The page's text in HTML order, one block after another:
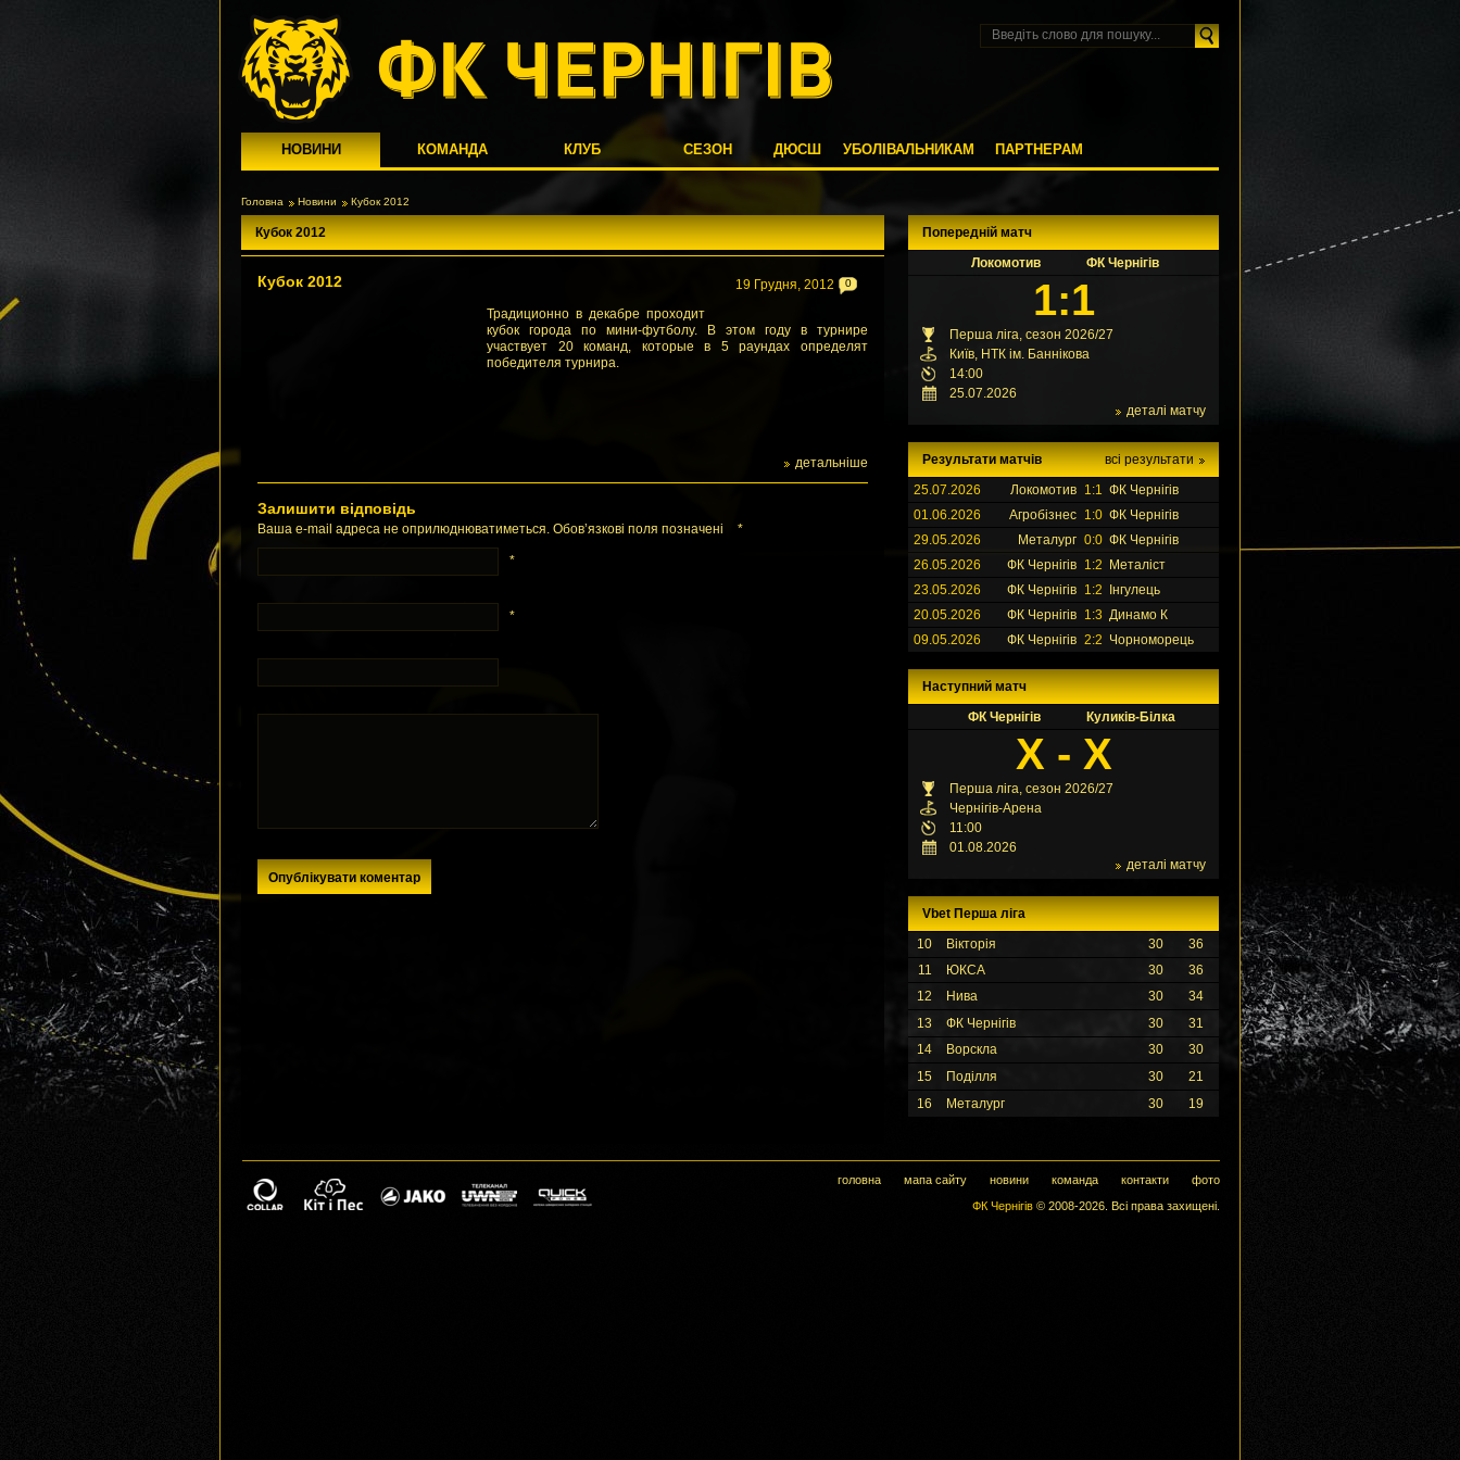
НОВИНИ КОМАНДА КЛУБ СЕЗОН ДЮСШ УБОЛІВАЛЬНИКАМ ПАРТНЕРАМ
Головна Новини Кубок 2012
Кубок 2012
0
19 Грудня, 2012
Кубок 2012
Традиционно в декабре проходит
кубок города по мини-футболу. В этом году в турнире
участвует 20 команд, которые в 5 раундах определят
победителя турнира.
детальніше
Залишити відповідь
Ваша e-mail адреса не оприлюднюватиметься. Обов’язкові поля позначені *
*
*
Попередній матч
Локомотив
ФК Чернігів
1:1
Перша ліга, сезон 2026/27
Київ, НТК ім. Баннікова
14:00
25.07.2026
деталі матчу
всі результати
Результати матчів
25.07.2026
Локомотив 1:1 ФК Чернігів
01.06.2026
Агробізнес 1:0 ФК Чернігів
29.05.2026
Металург 0:0 ФК Чернігів
26.05.2026
ФК Чернігів 1:2
Металіст
23.05.2026
ФК Чернігів 1:2
Інгулець
20.05.2026
ФК Чернігів 1:3 Динамо К
09.05.2026
ФК Чернігів 2:2 Чорноморець
Наступний матч
ФК Чернігів
Куликів-Білка
X - X
Перша ліга, сезон 2026/27
Чернігів-Арена
11:00
01.08.2026
деталі матчу
Vbet Перша ліга
10
Вікторія 30
36
11
ЮКСА 30
36
12
Нива 30
34
13
ФК Чернігів 30
31
14
Ворскла 30
30
15
Поділля 30
21
16
Металург 30 19
головна мапа сайту новини команда контакти
фото
ФК Чернігів © 2008-2026. Всі права захищені.